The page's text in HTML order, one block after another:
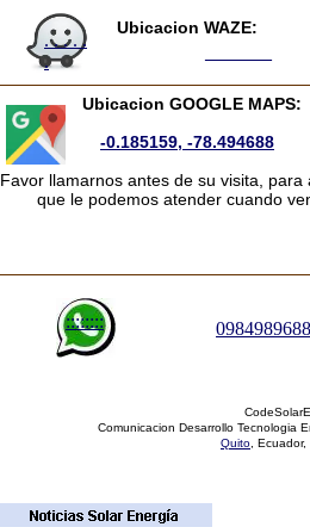
Ubicacion WAZE:
Ubicacion GOOGLE MAPS:
-0.185159, -78.494688
Favor llamarnos antes de su visita, para
que le podemos atender cuando
. . . . .
.
Comunicacion Desarrollo Tecnologia
Quito ,
0984989688
::::::::